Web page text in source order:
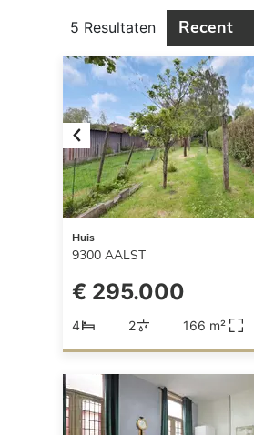
5 Resultaten Recent
Previous
Huis
9300 AALST
€ 295.000
4 2 166 m²